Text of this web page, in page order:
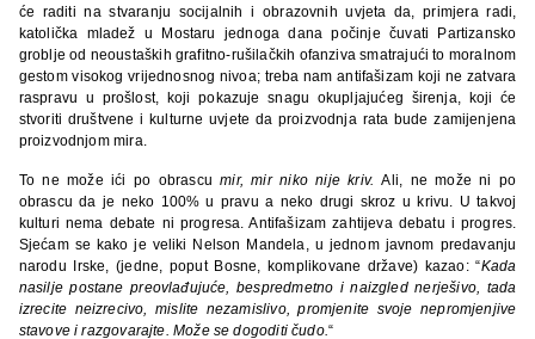
će raditi na stvaranju socijalnih i obrazovnih uvjeta da, primjera radi,
katolička mladež u Mostaru jednoga dana počinje čuvati Partizansko
groblje od neoustaških grafitno-rušilačkih ofanziva smatrajući to moralnom
gestom visokog vrijednosnog nivoa; treba nam antifašizam koji ne zatvara
raspravu u prošlost, koji pokazuje snagu okupljajućeg širenja, koji će
stvoriti društvene i kulturne uvjete da proizvodnja rata bude zamijenjena
proizvodnjom mira.
To ne može ići po obrascumir, mir niko nije kriv.Ali, ne može ni po
obrascu da je neko 100% u pravu a neko drugi skroz u krivu. U takvoj
kulturi nema debate ni progresa. Antifašizam zahtijeva debatu i progres.
Sjećam se kako je veliki Nelson Mandela, u jednom javnom predavanju
narodu Irske, (jedne, poput Bosne, komplikovane države) kazao: “Kada
nasilje postane preovlađujuće, bespredmetno i naizgled nerješivo, tada
izrecite neizrecivo, mislite nezamislivo, promjenite svoje nepromjenjive
stavove i razgovarajte. Može se dogoditi čudo. “